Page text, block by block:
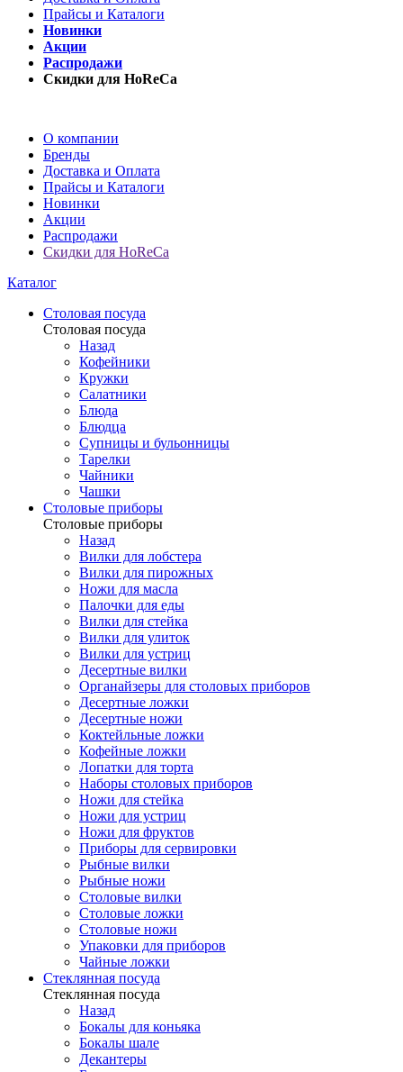
Прайсы и Каталоги
Новинки
Акции
Распродажи
Скидки для HoReCa
О компании
Бренды
Доставка и Оплата
Прайсы и Каталоги
Новинки
Акции
Распродажи
Скидки для HoReCa
Каталог
Столовая посуда
Столовая посуда
Назад
Кофейники
Кружки
Салатники
Блюда
Блюдца
Супницы и бульонницы
Тарелки
Чайники
Чашки
Cтоловые приборы
Cтоловые приборы
Назад
Вилки для лобстера
Вилки для пирожных
Ножи для масла
Палочки для еды
Вилки для стейка
Вилки для улиток
Вилки для устриц
Десертные вилки
Органайзеры для столовых приборов
Десертные ложки
Десертные ножи
Коктейльные ложки
Кофейные ложки
Лопатки для торта
Наборы столовых приборов
Ножи для стейка
Ножи для устриц
Ножи для фруктов
Приборы для сервировки
Рыбные вилки
Рыбные ножи
Столовые вилки
Столовые ложки
Столовые ножи
Упаковки для приборов
Чайные ложки
Стеклянная посуда
Стеклянная посуда
Назад
Бокалы для коньяка
Бокалы шале
Декантеры